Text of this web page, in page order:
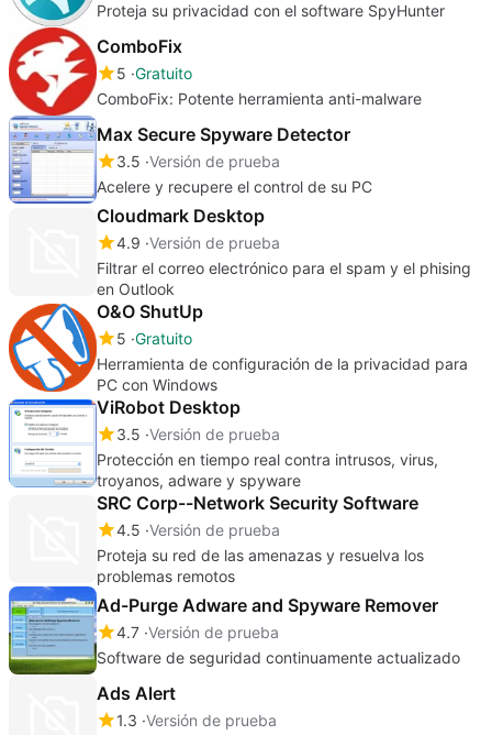
Proteja su privacidad con el software SpyHunter
ComboFix
5 Gratuito
ComboFix: Potente herramienta anti-malware
Max Secure Spyware Detector
3.5 Versión de prueba
Acelere y recupere el control de su PC
Cloudmark Desktop
4.9 Versión de prueba
Filtrar el correo electrónico para el spam y el phising
en Outlook
O&O ShutUp
5 Gratuito
Herramienta de configuración de la privacidad para
PC con Windows
ViRobot Desktop
3.5 Versión de prueba
Protección en tiempo real contra intrusos, virus,
troyanos, adware y spyware
SRC Corp--Network Security Software
4.5 Versión de prueba
Proteja su red de las amenazas y resuelva los
problemas remotos
Ad-Purge Adware and Spyware Remover
4.7 Versión de prueba
Software de seguridad continuamente actualizado
Ads Alert
1.3 Versión de prueba